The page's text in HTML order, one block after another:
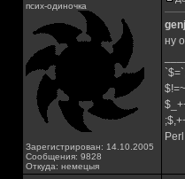
псих-одиночка
Зарегистрирован: 14.10.2005
Сообщения: 9828
Откуда: немецыя
genj
ну